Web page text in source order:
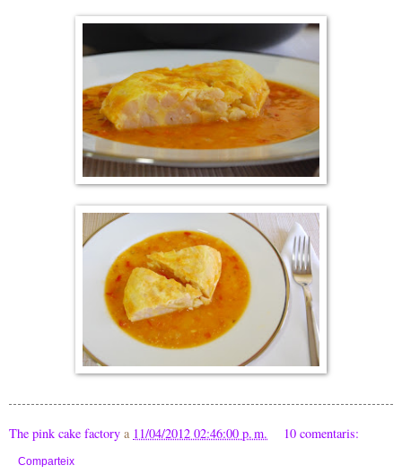
The pink cake factory a 11/04/2012 02:46:00 p. m. 10 comentaris:
Comparteix